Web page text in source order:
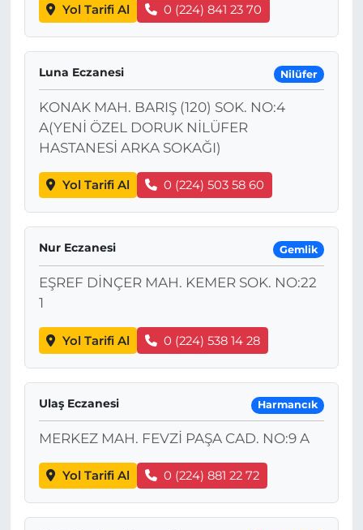
Yol Tarifi Al 0 (224) 841 23 70
Luna Eczanesi Nilüfer
KONAK MAH. BARIŞ (120) SOK. NO:4
A(YENİ ÖZEL DORUK NİLÜFER
HASTANESİ ARKA SOKAĞI)
Yol Tarifi Al 0 (224) 503 58 60
Nur Eczanesi Gemlik
EŞREF DİNÇER MAH. KEMER SOK. NO:22
1
Yol Tarifi Al 0 (224) 538 14 28
Ulaş Eczanesi Harmancık
MERKEZ MAH. FEVZİ PAŞA CAD. NO:9 A
Yol Tarifi Al 0 (224) 881 22 72